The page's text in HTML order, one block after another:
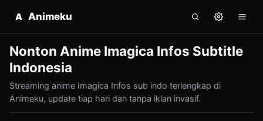
A Animeku
Nonton Anime Imagica Infos Subtitle
Indonesia
Streaming anime Imagica Infos sub indo terlengkap di
Animeku, update tiap hari dan tanpa iklan invasif.